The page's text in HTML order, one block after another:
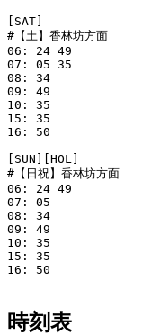
[SAT]
#【土】香林坊方面
06: 24 49
07: 05 35
08: 34
09: 49
10: 35
15: 35
16: 50
[SUN][HOL]
#【日祝】香林坊方面
06: 24 49
07: 05
08: 34
09: 49
10: 35
15: 35
16: 50
時刻表